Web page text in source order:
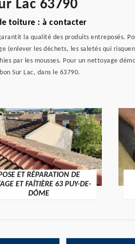
Lac 63790
toiture : à contacter
la qualité des produits entreposés.
les déchets, les saletés qui
par les mousses. Pour un nettoyage
Sur Lac, dans le 63790.
ET RÉPARATION DE
ET FAÎTIÈRE 63 PUY-DE-
DÔME